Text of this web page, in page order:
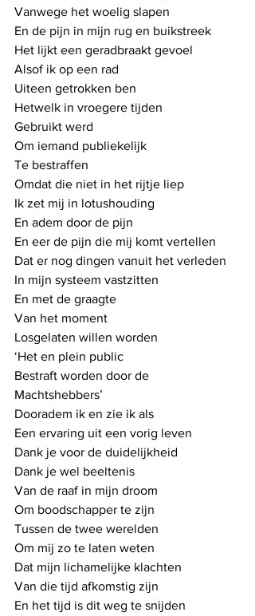
Vanwege het woelig slapen
En de pijn in mijn rug en buikstreek
Het lijkt een geradbraakt gevoel
Alsof ik op een rad
Uiteen getrokken ben
Hetwelk in vroegere tijden
Gebruikt werd
Om iemand publiekelijk
Te bestraffen
Omdat die niet in het rijtje liep
Ik zet mij in lotushouding
En adem door de pijn
En eer de pijn die mij komt vertellen
Dat er nog dingen vanuit het verleden
In mijn systeem vastzitten
En met de graagte
Van het moment
Losgelaten willen worden
‘Het en plein public
Bestraft worden door de
Machtshebbers’
Dooradem ik en zie ik als
Een ervaring uit een vorig leven
Dank je voor de duidelijkheid
Dank je wel beeltenis
Van de raaf in mijn droom
Om boodschapper te zijn
Tussen de twee werelden
Om mij zo te laten weten
Dat mijn lichamelijke klachten
Van die tijd afkomstig zijn
En het tijd is dit weg te snijden